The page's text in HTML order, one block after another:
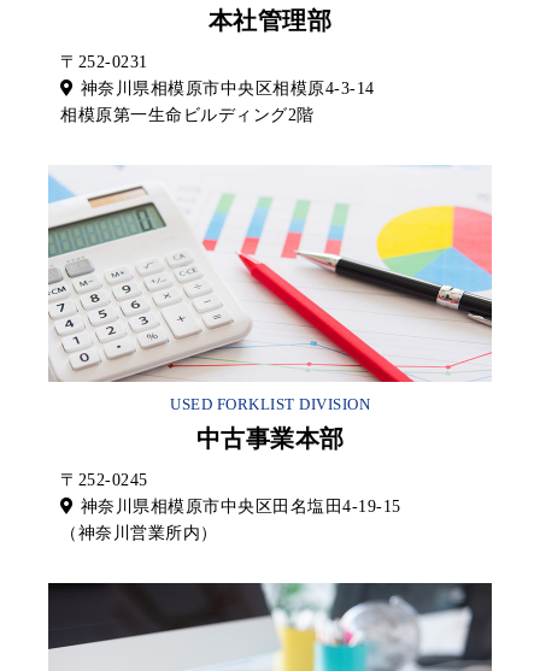
本社管理部
〒252-0231
神奈川県相模原市中央区相模原4-3-14
相模原第一生命ビルディング2階
USED FORKLIST DIVISION
中古事業本部
〒252-0245
神奈川県相模原市中央区田名塩田4-19-15
（神奈川営業所内）